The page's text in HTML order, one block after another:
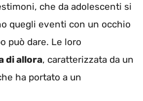
che da adolescenti si
quegli eventi con un occhio
può dare. Le loro
di allora, caratterizzata da un
ha portato a un